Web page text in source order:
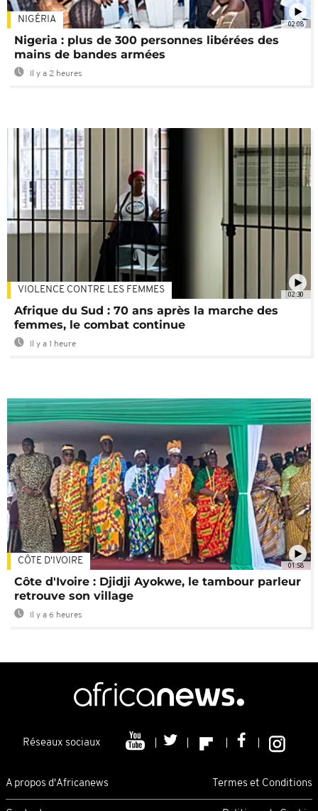
02:08
NIGÉRIA
Nigeria : plus de 300 personnes libérées des
mains de bandes armées
Il y a 2 heures
02:30
VIOLENCE CONTRE LES FEMMES
Afrique du Sud : 70 ans après la marche des
femmes, le combat continue
Il y a 1 heure
01:58
CÔTE D'IVOIRE
Côte d'Ivoire : Djidji Ayokwe, le tambour parleur
retrouve son village
Il y a 6 heures
Réseaux sociaux
A propos d'Africanews Termes et Conditions